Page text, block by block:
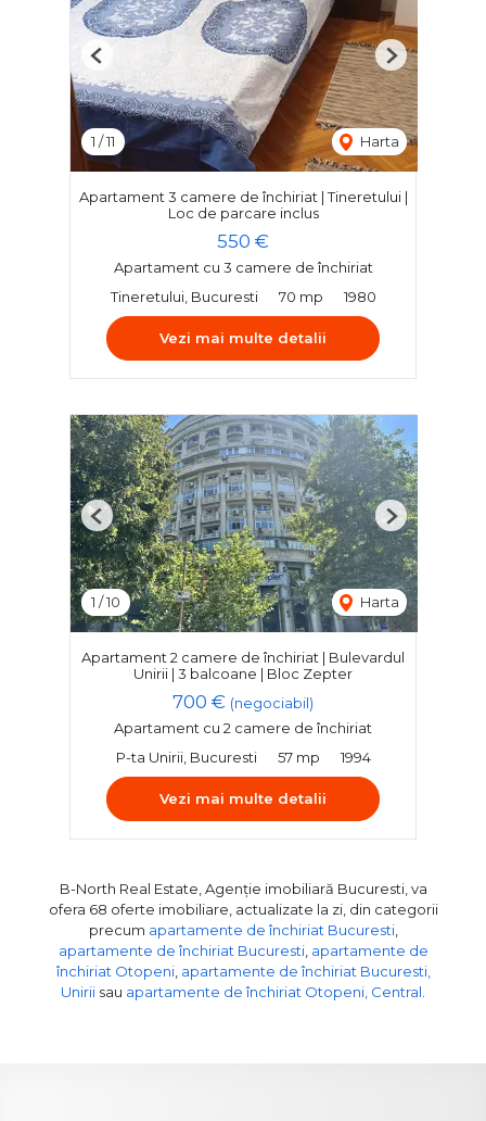
1 /11 Harta
Previous Next
Apartament 3 camere de închiriat | Tineretului |
Loc de parcare inclus
550 €
Apartament cu 3 camere de închiriat
Tineretului, Bucuresti
70 mp 1980
Vezi mai multe detalii
1 /10 Harta
Previous Next
Apartament 2 camere de închiriat | Bulevardul
Unirii | 3 balcoane | Bloc Zepter
700 € (negociabil)
Apartament cu 2 camere de închiriat
P-ta Unirii, Bucuresti
57 mp 1994
Vezi mai multe detalii
B-North Real Estate, Agenție imobiliară Bucuresti, va
ofera 68 oferte imobiliare, actualizate la zi, din categorii
precum apartamente de închiriat Bucuresti,
apartamente de închiriat Bucuresti, apartamente de
închiriat Otopeni, apartamente de închiriat Bucuresti,
Unirii sau apartamente de închiriat Otopeni, Central